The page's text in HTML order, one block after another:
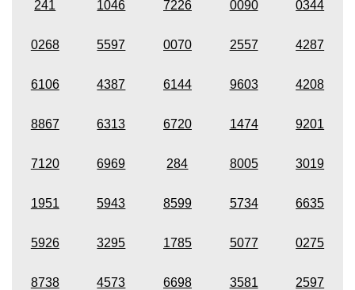
241 1046 7226 0090 0344
0268 5597 0070 2557 4287
6106 4387 6144 9603 4208
8867 6313 6720 1474 9201
7120 6969 284 8005 3019
1951 5943 8599 5734 6635
5926 3295 1785 5077 0275
8738 4573 6698 3581 2597